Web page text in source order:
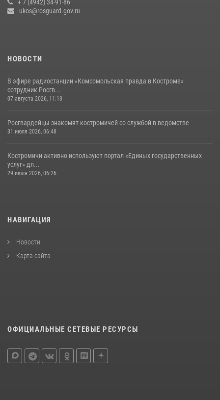
04 августа 2026, 11:35
+ 7 (4942) 34-91-86
ukos@rosguard.gov.ru
НОВОСТИ
В эфире радиостанции «Комсомольская правда в Костроме»
сотрудник Росгв...
07 августа 2026, 11:13
Росгвардейцы знакомят костромичей со службой в ведомстве
31 июля 2026, 06:48
Костромичи активно используют портал «Единых государственных
услуг» дл...
29 июля 2026, 06:26
НАВИГАЦИЯ
Новости
Карта сайта
ОФИЦИАЛЬНЫЕ СЕТЕВЫЕ РЕСУРСЫ